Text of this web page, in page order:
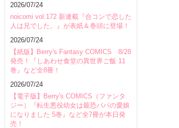
2026/07/24
noicomi vol.172 新連載『合コンで恋した
人は兄でした。』が表紙＆巻頭に登場！
2026/07/24
【紙版】Berry's Fantasy COMICS 8/28
発売！『しあわせ食堂の異世界ご飯 11
巻』など全8冊！
2026/07/24
【電子版】Berry's COMICS（ファンタ
ジー）『転生悪役幼女は最恐パパの愛娘
になりました 5巻』など全7冊が本日発
売！